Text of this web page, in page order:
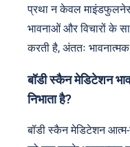
प्रथा न केवल माइंडफुलनेस
भावनाओं और विचारों के
करती है, अंततः
बॉडी स्कैन मेडिटेशन
निभाता है?
बॉडी स्कैन मेडिटेशन